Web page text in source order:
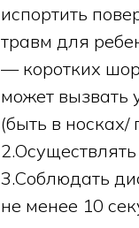
испортить
травм для
— коротких
может вызвать
(быть в носках/
3.Соблюдать
не менее 10